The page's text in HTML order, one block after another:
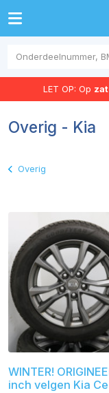
LET OP: Op
Overig - Kia
Overig
WINTER!
inch velgen Kia